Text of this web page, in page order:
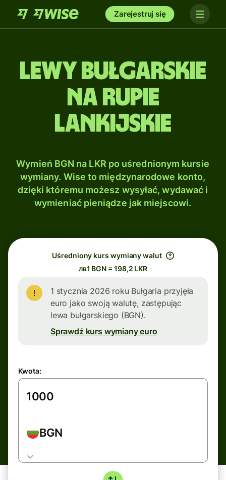
Zarejestruj się
Lewy bułgarskie
na Rupie
lankijskie
Wymień BGN na LKR po uśrednionym kursie
wymiany. Wise to międzynarodowe konto,
dzięki któremu możesz wysyłać, wydawać i
wymieniać pieniądze jak miejscowi.
Uśredniony kurs wymiany walut
лв1 BGN = 198,2 LKR
1 stycznia 2026 roku Bułgaria przyjęła
euro jako swoją walutę, zastępując
lewa bułgarskiego (BGN).
Sprawdź kurs wymiany euro
Kwota:
BGN